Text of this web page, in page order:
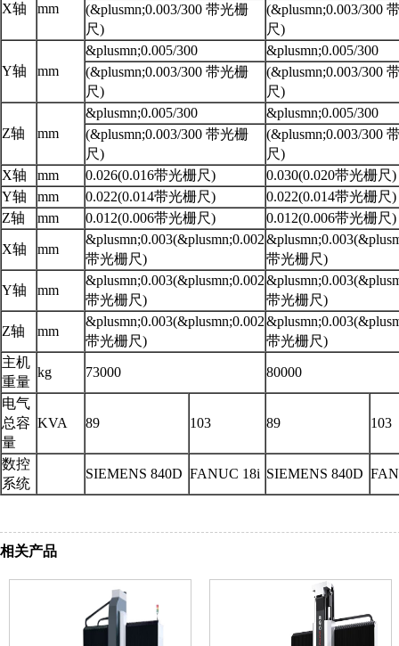
X轴 mm
(&plusmn;0.003/300 带光栅
尺)
(&plusmn;0.003/300
尺)
Y轴 mm
&plusmn;0.005/300
&plusmn;0.005/300
(&plusmn;0.003/300 带光栅
尺)
(&plusmn;0.003/300
尺)
Z轴 mm
&plusmn;0.005/300
&plusmn;0.005/300
(&plusmn;0.003/300 带光栅
尺)
(&plusmn;0.003/300
尺)
X轴
mm 0.026(0.016带光栅尺)
0.030(0.020带光栅尺)
Y轴
mm 0.022(0.014带光栅尺)
0.022(0.014带光栅尺)
Z轴
mm 0.012(0.006带光栅尺) 0.012(0.006带光栅尺)
X轴 mm
&plusmn;0.003(&plusmn;0.002
带光栅尺)
带光栅尺)
Y轴 mm
&plusmn;0.003(&plusmn;0.002
带光栅尺)
带光栅尺)
Z轴 mm
&plusmn;0.003(&plusmn;0.002
带光栅尺)
带光栅尺)
主机
重量
kg 73000 80000
电气
总容
量
KVA 89 103 89 103
数控
系统
SIEMENS 840D FANUC 18i SIEMENS 840D
相关产品